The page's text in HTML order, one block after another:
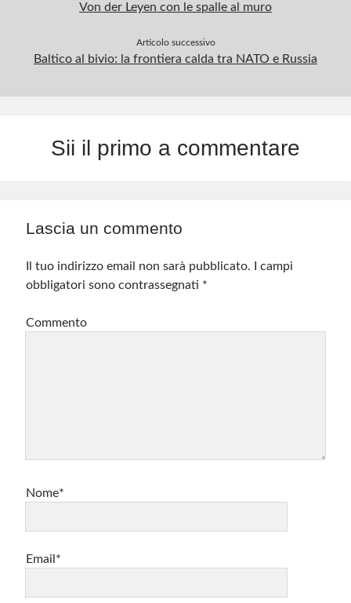
Von der Leyen con le spalle al muro
Articolo successivo
Baltico al bivio: la frontiera calda tra NATO e Russia
Sii il primo a commentare
Lascia un commento
Il tuo indirizzo email non sarà pubblicato.
I campi
obbligatori sono contrassegnati *
Commento
Nome*
Email*